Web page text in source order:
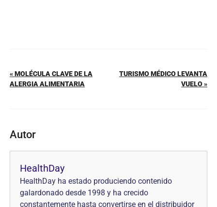
« MOLÉCULA CLAVE DE LA
ALERGIA ALIMENTARIA
TURISMO MÉDICO LEVANTA
VUELO »
Autor
HealthDay
HealthDay ha estado produciendo contenido
galardonado desde 1998 y ha crecido
constantemente hasta convertirse en el distribuidor